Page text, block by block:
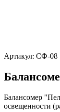
Артикул: СФ-08
Балансомер
освещенности